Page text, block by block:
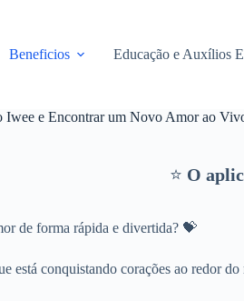
Beneficios Educação e Auxílios
Iwee e Encontrar um Novo Amor ao
⭐ O
de forma rápida e divertida? 💝
está conquistando corações ao redor